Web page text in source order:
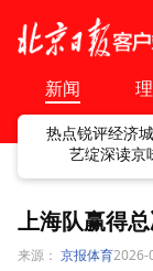
新闻
热点锐评经济
艺绽深读京
上海队赢得
来源： 京报体育2026-